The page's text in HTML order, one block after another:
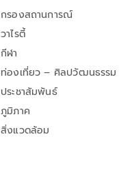
กรองสถานการณ์
วาไรตี้
กีฬา
ท่องเที่ยว – ศิลปวัฒนธรรม
ประชาสัมพันธ์
ภูมิภาค
สิ่งแวดล้อม